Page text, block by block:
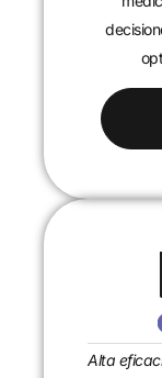
Alta